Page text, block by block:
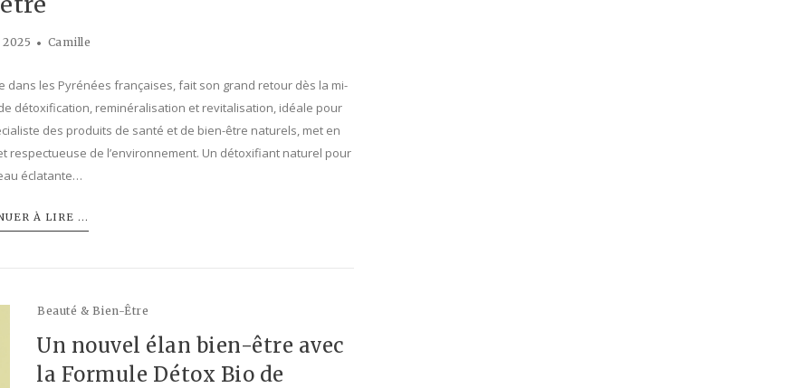
2025 Camille
les Pyrénées françaises, fait son grand retour dès la mi-
détoxification, reminéralisation et revitalisation, idéale pour
des produits de santé et de bien-être naturels, met en
de l’environnement. Un détoxifiant naturel pour
éclatante…
À LIRE ...
Beauté & Bien-Être
Un nouvel élan bien-être avec
la Formule Détox Bio de